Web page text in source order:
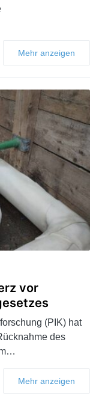
Mehr anzeigen
vor
(PIK) hat
des
Mehr anzeigen